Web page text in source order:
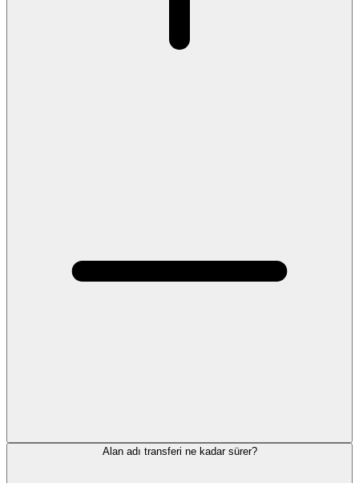
Alan adı transferi ne kadar sürer?